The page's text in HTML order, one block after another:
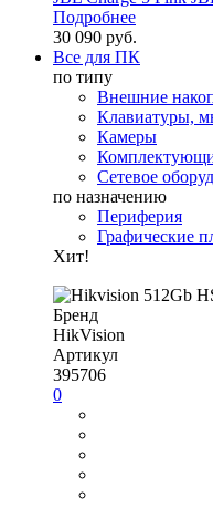
Подробнее
30 090 руб.
Все для ПК
по типу
Внешние
Клавиатуры,
Камеры
Сетевое
по назначению
Периферия
Графические
Хит!
Бренд
HikVision
Артикул
395706
0